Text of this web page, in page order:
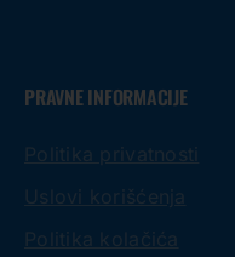
PRAVNE INFORMACIJE
Politika privatnosti
Uslovi korišćenja
Politika kolačića